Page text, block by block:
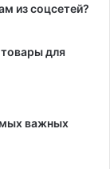
из соцсетей?
для
важных